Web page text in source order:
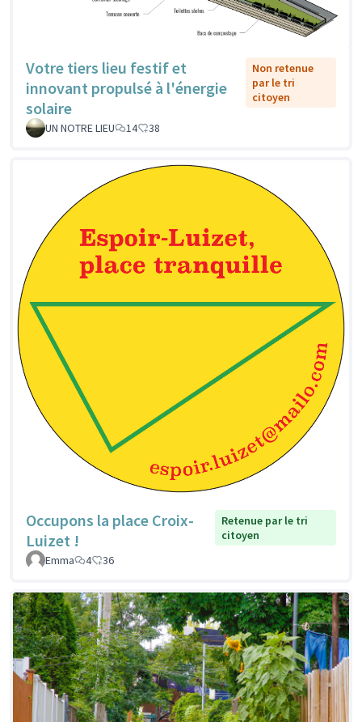
Votre tiers lieu festif et
innovant propulsé à l'énergie
solaire
Non retenue
par le tri
citoyen
UN NOTRE LIEU 14 38
Occupons la place Croix-
Luizet !
Retenue par le tri
citoyen
Emma
4 36